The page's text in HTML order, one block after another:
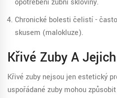
opotřebení zubní skloviny.
Chronické bolesti čelistí -
skusem (malokluze).
Křivé Zuby A
Křivé zuby nejsou jen estetický
uspořádané zuby mohou